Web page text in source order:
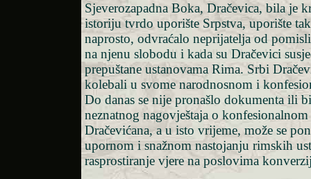
Sjeverozapadna Boka, Dračevica, bila je
istoriju tvrdo uporište Srpstva, uporište
naprosto, odvraćalo neprijatelja od
na njenu slobodu i kada su Dračevici
prepuštane ustanovama Rima. Srbi
kolebali u svome narodnosnom i
Do danas se nije pronašlo dokumenta ili
neznatnog nagovještaja o
Dračevićana, a u isto vrijeme, može se
upornom i snažnom nastojanju rimskih
rasprostiranje vjere na poslovima